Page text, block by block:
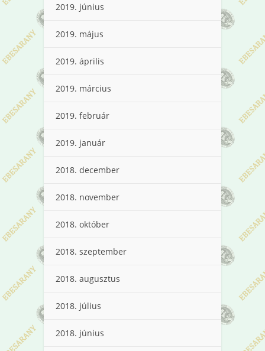
2019. június
2019. május
2019. április
2019. március
2019. február
2019. január
2018. december
2018. november
2018. október
2018. szeptember
2018. augusztus
2018. július
2018. június